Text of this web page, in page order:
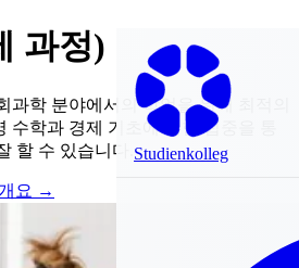
Studienkolleg
과정)
과학 분야에서의 학업을 위해 최적의
수학과 경제 기초에 대한 집중을 통
할 수 있습니다.
요 →